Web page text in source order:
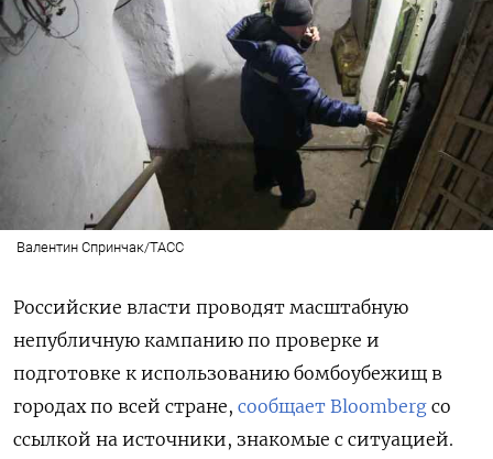
Валентин Спринчак/ТАСС
Российские власти проводят масштабную
непубличную кампанию по проверке и
подготовке к использованию бомбоубежищ в
городах по всей стране, сообщает Bloomberg со
ссылкой на источники, знакомые с ситуацией.